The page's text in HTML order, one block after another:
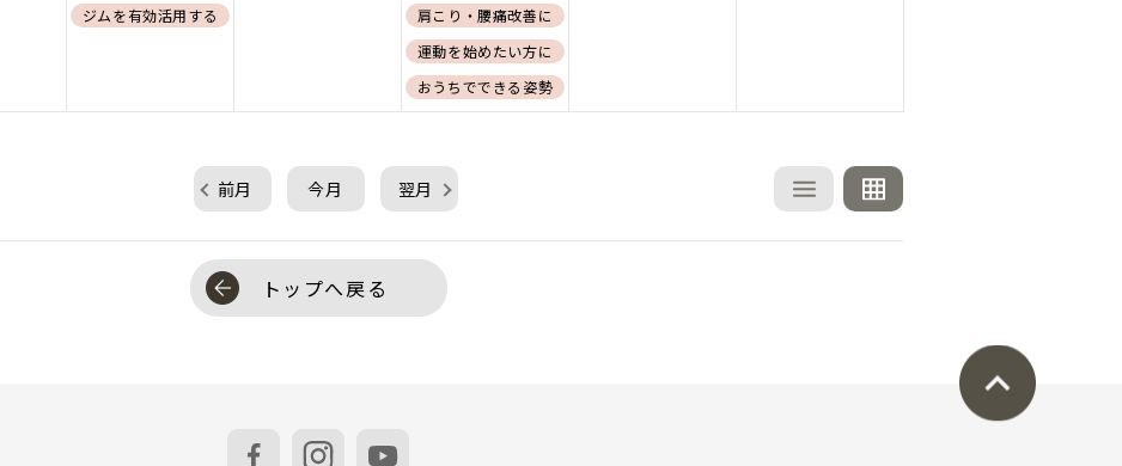
紹介〜応用編〜【会員証必須】
ジムを有効活用するためのエクササイズ紹介〜基礎編〜【会員証必須】肩こり・腰痛改善に向けたコンディショニング
運動を始めたい方に向けたコンディショニング
おうちでできる姿勢改善に向けたコンディショニング
前月 今月 翌月
トップへ戻る